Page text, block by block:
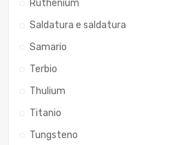
Ruthenium
Saldatura e saldatura
Samario
Terbio
Thulium
Titanio
Tungsteno